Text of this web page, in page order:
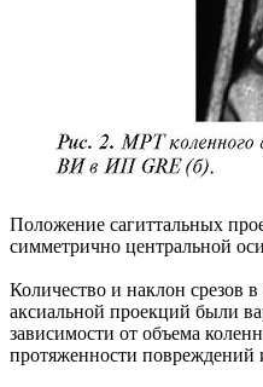
Положение сагиттальных
симметрично центральной
Количество и наклон срезов
аксиальной проекций были
зависимости от объема
протяженности повреждений